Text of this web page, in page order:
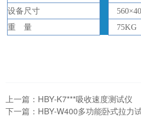
设备尺寸 560×
重
量 75KG
上一篇： HBY-K7***吸收速度测试仪
下一篇： HBY-W400多功能卧式拉力